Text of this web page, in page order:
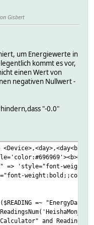
Gisbert
um Energiewerte in
kommt es vor,
einen Wert von
negativen Nullwert -
"-0.0"
=> 'style="font-
=~ "EnergyDay"
and